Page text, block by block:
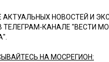
АКТУАЛЬНЫХ НОВОСТЕЙ И
ТЕЛЕГРАМ-КАНАЛЕ "ВЕСТИ
НА МОСРЕГИОН: